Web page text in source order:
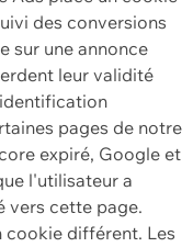
des conversions
sur une annonce
leur validité
pages de notre
expiré, Google et
l'utilisateur a
vers cette page.
cookie différent. Les